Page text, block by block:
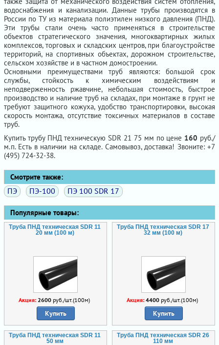
водоснабжения и канализации. Данные трубы производятся в
России по ТУ из материала полиэтилен низкого давления (ПНД).
Эти трубы стали очень часто применяться в строительстве
объектов стратегического значения, многоквартирных жилых
комплексов, торговых и складских центров, при благоустройстве
территорий, на спортивных объектах, дорожном строительстве,
сельском хозяйстве и в частном домостроении.
Основными преимуществами труб являются: большой срок
службы, стойкость к химическим воздействиям и
неподверженность ржавчине, небольшая стоимость, быстрое
производство и наличие труб на складах, при монтаже в грунт не
требуют защитного кожуха, удобство транспортировки, высокая
скорость монтажа, отсутствие токсичных материалов в составе
труб.
Купить трубу ПНД техническую SDR 21 75 мм по цене 160 руб./
м.п. Есть в наличии на складе. Самовывоз, доставка! Звоните: +7
(495) 724-32-38.
Смотрите также:
ПЭ ПЭ-100 ПЭ 100 SDR 17
Популярные товары:
Труба ПНД техническая SDR 11
20 мм (100 м)
Акция: 2600 руб./шт.(100м)
Купить
Труба ПНД техническая SDR 17
32 мм (100 м)
Акция: 4400 руб./шт.(100м)
Купить
Труба ПНД техническая SDR 11
50 мм
Труба ПНД техническая SDR 26
110 мм